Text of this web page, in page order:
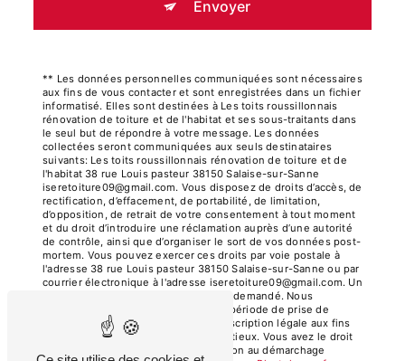
Envoyer
** Les données personnelles communiquées sont nécessaires
aux fins de vous contacter et sont enregistrées dans un fichier
informatisé. Elles sont destinées à Les toits roussillonnais
rénovation de toiture et de l'habitat et ses sous-traitants dans
le seul but de répondre à votre message. Les données
collectées seront communiquées aux seuls destinataires
suivants: Les toits roussillonnais rénovation de toiture et de
l'habitat 38 rue Louis pasteur 38150 Salaise-sur-Sanne
iseretoiture09@gmail.com. Vous disposez de droits d’accès, de
rectification, d’effacement, de portabilité, de limitation,
d’opposition, de retrait de votre consentement à tout moment
et du droit d’introduire une réclamation auprès d’une autorité
de contrôle, ainsi que d’organiser le sort de vos données post-
mortem. Vous pouvez exercer ces droits par voie postale à
l'adresse 38 rue Louis pasteur 38150 Salaise-sur-Sanne ou par
courrier électronique à l'adresse iseretoiture09@gmail.com. Un
justificatif d'identité pourra vous être demandé. Nous
conservons vos données pendant la période de prise de
contact puis pendant la durée de prescription légale aux fins
probatoires et de gestion des contentieux. Vous avez le droit
de vous inscrire sur la liste d'opposition au démarchage